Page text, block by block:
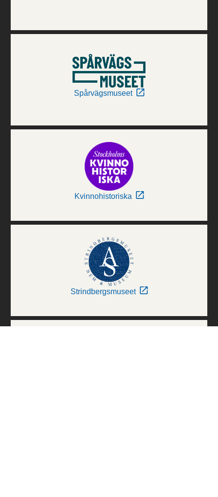
Spårvägsmuseet
Kvinnohistoriska
Strindbergsmuseet